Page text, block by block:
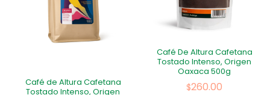
Café de Altura Cafetana
Tostado Intenso, Origen
Café De Altura Cafetana
Tostado Intenso, Origen
Oaxaca 500g
$260.00